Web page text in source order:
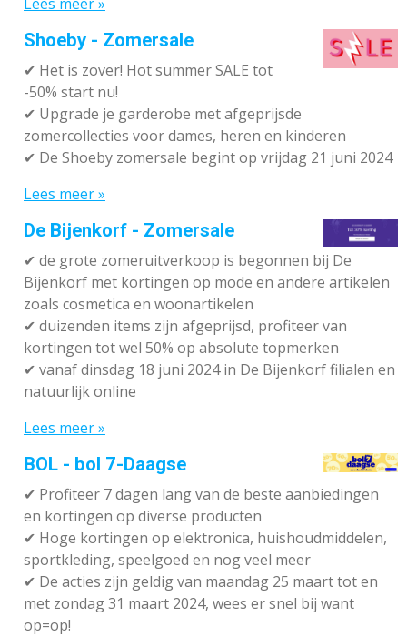
Shoeby - Zomersale
✔ Het is zover! Hot summer SALE tot
-50% start nu!
✔ Upgrade je garderobe met afgeprijsde
zomercollecties voor dames, heren en kinderen
✔ De Shoeby zomersale begint op vrijdag 21 juni 2024
Lees meer »
De Bijenkorf - Zomersale
✔ de grote zomeruitverkoop is begonnen bij De
Bijenkorf met kortingen op mode en andere artikelen
zoals cosmetica en woonartikelen
✔ duizenden items zijn afgeprijsd, profiteer van
kortingen tot wel 50% op absolute topmerken
✔ vanaf dinsdag 18 juni 2024 in De Bijenkorf filialen en
natuurlijk online
Lees meer »
BOL - bol 7-Daagse
✔ Profiteer 7 dagen lang van de beste aanbiedingen
en kortingen op diverse producten
✔ Hoge kortingen op elektronica, huishoudmiddelen,
sportkleding, speelgoed en nog veel meer
✔ De acties zijn geldig van maandag 25 maart tot en
met zondag 31 maart 2024, wees er snel bij want
op=op!